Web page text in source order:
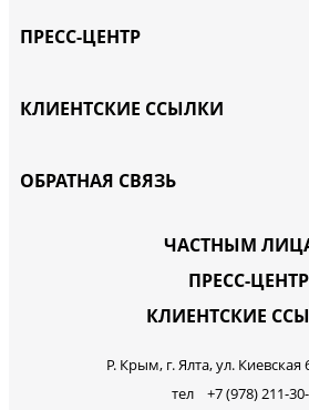
ПРЕСС-ЦЕНТР
КЛИЕНТСКИЕ ССЫЛКИ
ОБРАТНАЯ СВЯЗЬ
ЧАСТНЫМ
ПРЕСС-ЦЕНТР
КЛИЕНТСКИЕ
Р. Крым, г. Ялта, ул.
тел +7 (978) 211-